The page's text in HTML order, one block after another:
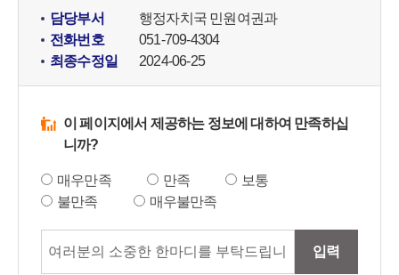
담당부서
행정자치국 민원여권과
전화번호
051-709-4304
최종수정일
2024-06-25
이 페이지에서 제공하는 정보에 대하여 만족하십
니까?
매우만족 만족
보통
불만족
매우불만족
입력